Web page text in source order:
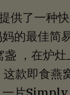
了一种
的最佳简
，在炉灶
款即食燕